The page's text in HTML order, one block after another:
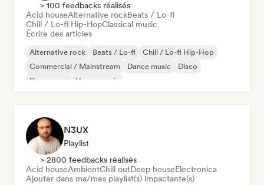
> 100 feedbacks réalisés
Acid houseAlternative rockBeats / Lo-fi
Chill / Lo-fi Hip-HopClassical music
Écrire des articles
Alternative rock Beats / Lo-fi
Chill / Lo-fi Hip-Hop
Commercial / Mainstream
Dance music
Disco
Dream pop
House music
N3UX
Playlist
> 2800 feedbacks réalisés
Acid houseAmbientChill outDeep houseElectronica
Ajouter dans ma/mes playlist(s) impactante(s)